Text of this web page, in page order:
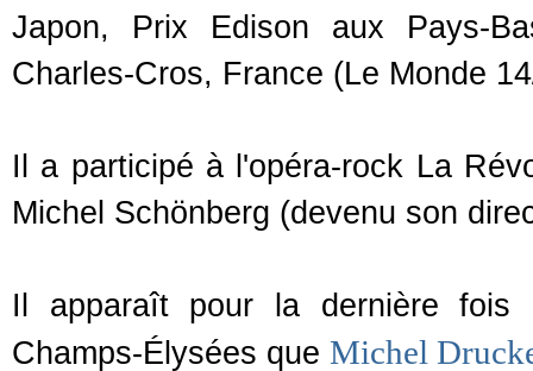
Japon, Prix Edison aux Pays-
Charles-Cros, France (Le Monde
Il a participé à l'opéra-rock La
Michel Schönberg (devenu son
Il apparaît pour la dernière fois
Champs-Élysées que Michel